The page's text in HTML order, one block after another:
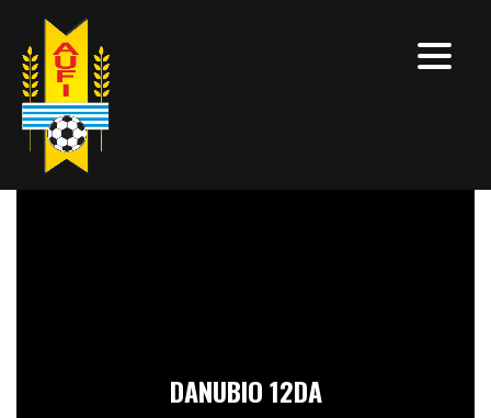
DANUBIO 12DA